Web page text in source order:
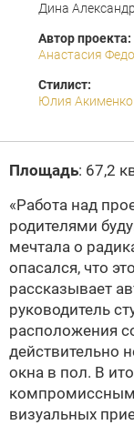
Дина
Автор проекта:
Анастасия
Стилист:
Юлия Акименко
Площадь: 67,2
«Работа над
родителями
мечтала о
опасался, что
рассказывает
руководитель
расположения
действительно
окна в пол. В
компромиссным
визуальных